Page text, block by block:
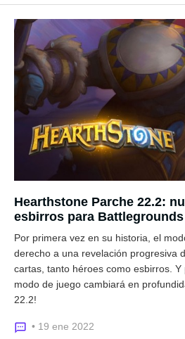
Hearthstone Parche 22.2:
esbirros para Battlegrounds
Por primera vez en su historia, el
derecho a una revelación progresiva
cartas, tanto héroes como esbirros. Y
modo de juego cambiará en
22.2!
• 19 ene 2022